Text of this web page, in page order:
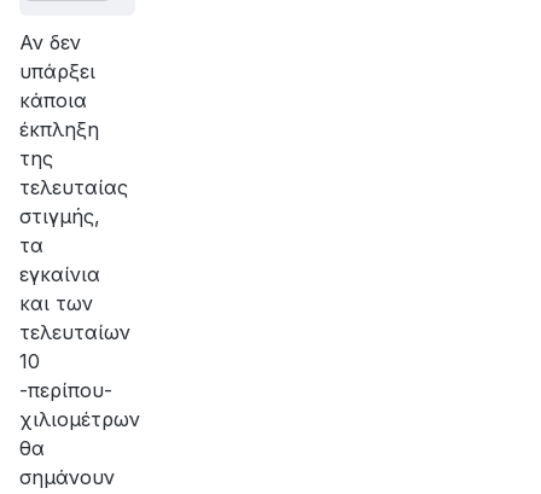
Αν δεν
υπάρξει
κάποια
έκπληξη
της
τελευταίας
στιγμής,
τα
εγκαίνια
και των
τελευταίων
10
-περίπου-
χιλιομέτρων
θα
σημάνουν